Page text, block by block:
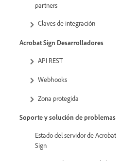
partners
Claves de integración
Acrobat Sign Desarrolladores
API REST
Webhooks
Zona protegida
Soporte y solución de problemas
Estado del servidor de Acrobat
Sign